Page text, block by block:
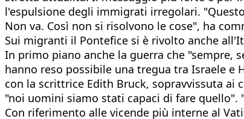
l'espulsione degli immigrati irregolari.
Non va. Così non si risolvono le cose", ha
Sui migranti il Pontefice si è rivolto anche
In primo piano anche la guerra che "sempre,
hanno reso possibile una tregua tra Israele e
con la scrittrice Edith Bruck, sopravvissuta
"noi uomini siamo stati capaci di fare quello".
Con riferimento alle vicende più interne al